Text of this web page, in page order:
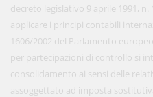
decreto legislativo 9 aprile 1991, n.
applicare i principi contabili
1606/2002 del Parlamento
per partecipazioni di controllo si
consolidamento ai sensi delle
assoggettato ad imposta